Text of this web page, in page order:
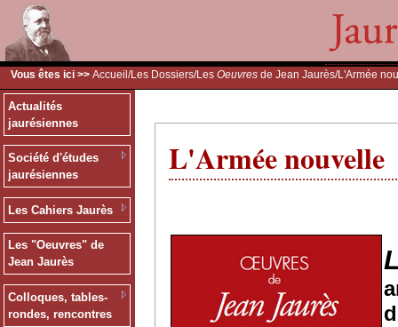
Vous êtes ici >> Accueil /Les Dossiers/Les Oeuvres de Jean Jaurès/L'Armée
Actualités
jaurésiennes
Société d'études
jaurésiennes
Les Cahiers Jaurès
Les "Oeuvres" de
Jean Jaurès
Colloques, tables-
rondes, rencontres
L'Armée nouvelle